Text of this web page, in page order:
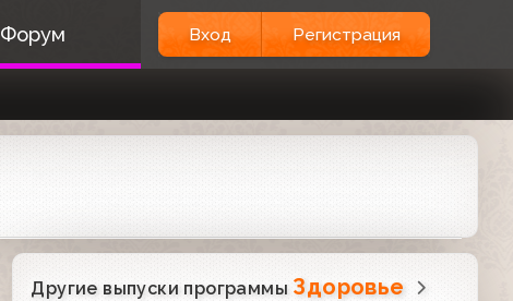
Форум Вход Регистрация
Другие выпуски программы Здоровье